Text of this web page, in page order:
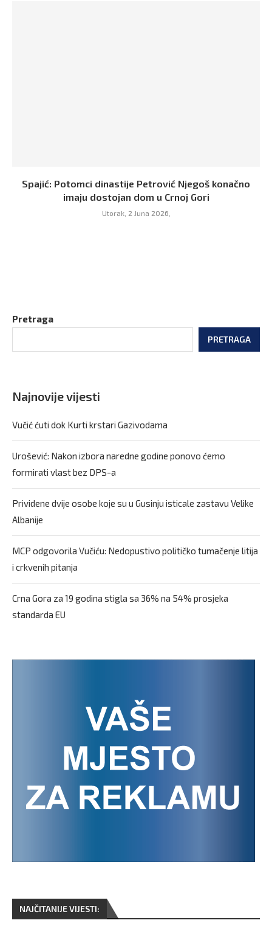
Spajić: Potomci dinastije Petrović Njegoš konačno
imaju dostojan dom u Crnoj Gori
Utorak, 2 Juna 2026,
Pretraga
PRETRAGA
Najnovije vijesti
Vučić ćuti dok Kurti krstari Gazivodama
Urošević: Nakon izbora naredne godine ponovo ćemo
formirati vlast bez DPS-a
Prividene dvije osobe koje su u Gusinju isticale zastavu Velike
Albanije
MCP odgovorila Vučiću: Nedopustivo političko tumačenje litija
i crkvenih pitanja
Crna Gora za 19 godina stigla sa 36% na 54% prosjeka
standarda EU
NAJČITANIJE VIJESTI: